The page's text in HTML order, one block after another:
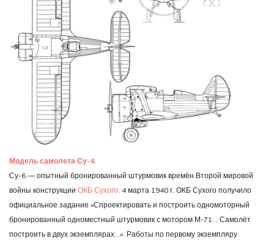
Модель самолета Су-6
Су-6 — опытный бронированный штурмовик времён Второй мировой
войны конструкции ОКБ Сухого. 4 марта 1940 г. ОКБ Сухого получило
официальное задание «Спроектировать и построить одномоторный
бронированный одноместный штурмовик с мотором М-71… Самолёт
построить в двух экземплярах…». Работы по первому экземпляру